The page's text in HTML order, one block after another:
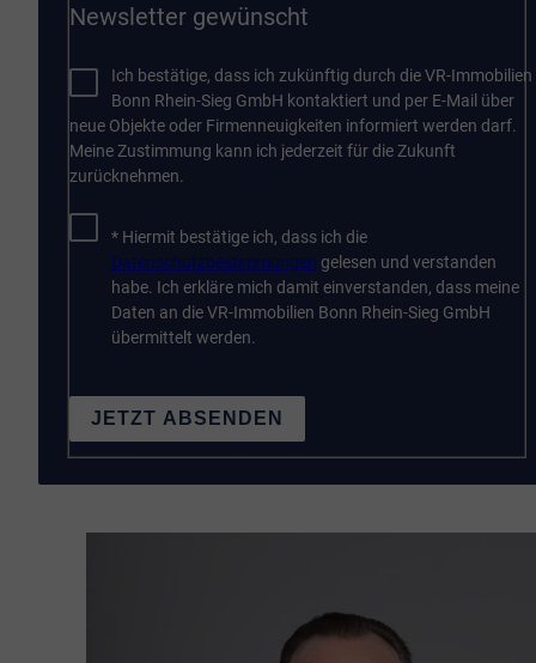
Newsletter gewünscht
Ich bestätige, dass ich zukünftig durch die VR-Immobilien
Bonn Rhein-Sieg GmbH kontaktiert und per E-Mail über
neue Objekte oder Firmenneuigkeiten informiert werden darf.
Meine Zustimmung kann ich jederzeit für die Zukunft
zurücknehmen.
* Hiermit bestätige ich, dass ich die
Datenschutzbestimmungen gelesen und verstanden
habe. Ich erkläre mich damit einverstanden, dass meine
Daten an die VR-Immobilien Bonn Rhein-Sieg GmbH
übermittelt werden.
JETZT ABSENDEN